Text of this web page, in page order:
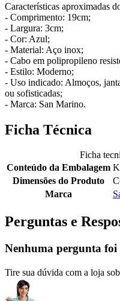
Características aproximadas
- Comprimento: 19cm;
- Largura: 3cm;
- Cor: Azul;
- Material: Aço inox;
- Cabo em polipropileno
- Estilo: Moderno;
- Uso indicado: Almoços,
ou sofisticadas;
- Marca: San Marino.
Ficha Técnica
Ficha
Conteúdo da Embalagem
Dimensões do Produto
Marca
Perguntas e
Nenhuma pergunta
Tire sua dúvida com a loja